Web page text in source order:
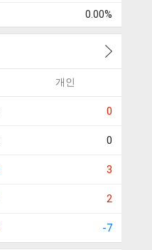
0.00%
개인
0
0
3
2
-7